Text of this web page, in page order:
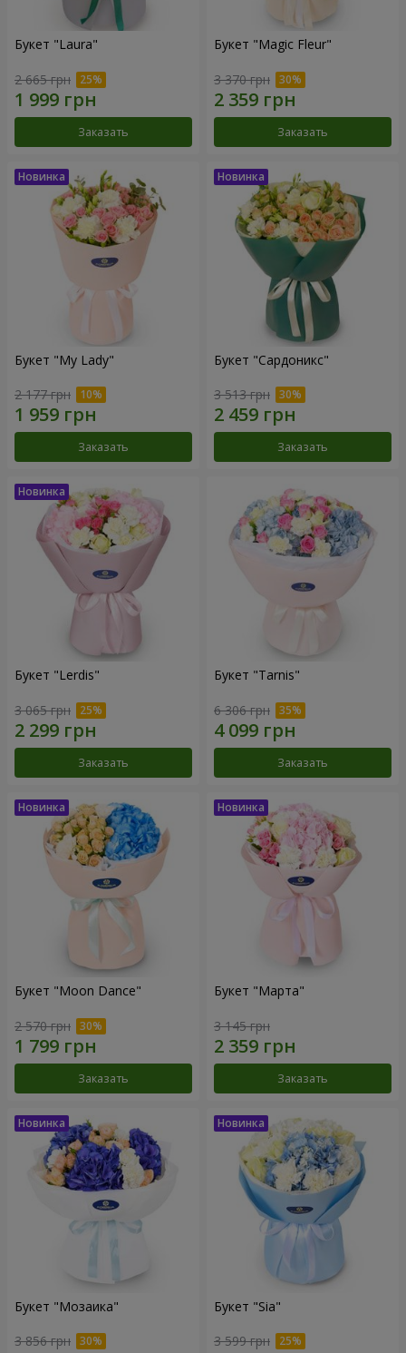
Букет "Laura"
2 665 грн
Заказать
Букет "Magic Fleur"
3 370 грн
Заказать
Букет "My Lady"
2 177 грн
Заказать
Букет "Сардоникс"
3 513 грн
Заказать
Букет "Lerdis"
3 065 грн
Заказать
Букет "Tarnis"
6 306 грн
Заказать
Букет "Moon Dance"
2 570 грн
Заказать
Букет "Марта"
3 145 грн
Заказать
Букет "Мозаика"
3 856 грн
Букет "Sia"
3 599 грн